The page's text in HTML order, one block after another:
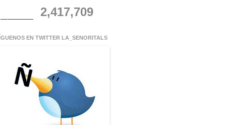
2,417,709
EN TWITTER LA_SENORITALS